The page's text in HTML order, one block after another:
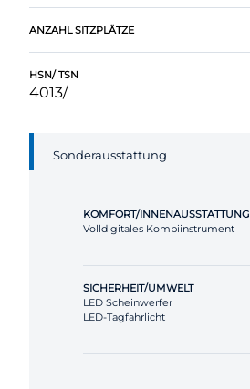
ANZAHL SITZPLÄTZE
HSN/ TSN
4013/
Sonderausstattung
KOMFORT/INNENAUSSTATTUNG
Volldigitales Kombiinstrument
SICHERHEIT/UMWELT
LED Scheinwerfer
LED-Tagfahrlicht